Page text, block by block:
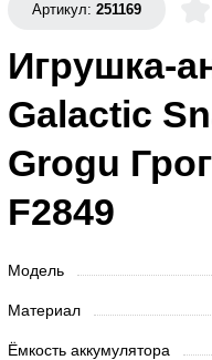
Артикул:251169
Игрушка-
Galactic
Grogu
F2849
Модель
Материал
Ёмкость аккумулятора